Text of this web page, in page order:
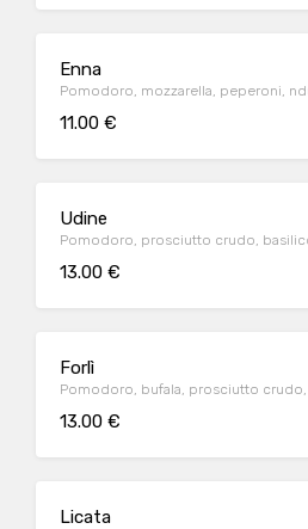
Enna
Pomodoro, mozzarella, peperoni,
11.00 €
Udine
Pomodoro, prosciutto crudo,
13.00 €
Forlì
Pomodoro, bufala, prosciutto
13.00 €
Licata